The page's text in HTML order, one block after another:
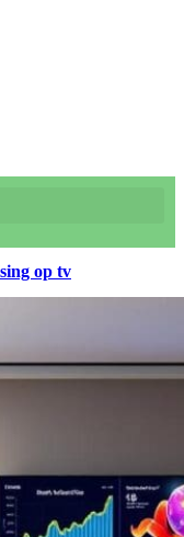
op tv